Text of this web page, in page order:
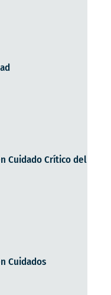
Cuidado Crítico del
Cuidados